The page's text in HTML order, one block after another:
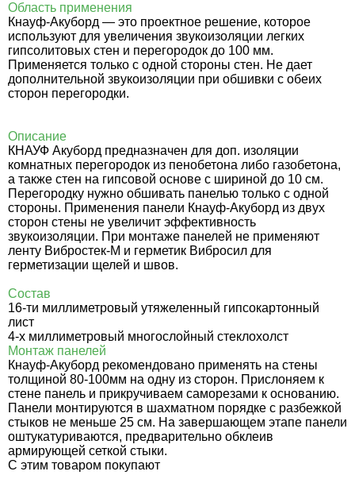
Область применения
Кнауф-Акуборд — это проектное решение, которое
используют для увеличения звукоизоляции легких
гипсолитовых стен и перегородок до 100 мм.
Применяется только с одной стороны стен. Не дает
дополнительной звукоизоляции при обшивки с обеих
сторон перегородки.
Описание
КНАУФ Акуборд предназначен для доп. изоляции
комнатных перегородок из пенобетона либо газобетона,
а также стен на гипсовой основе с шириной до 10 см.
Перегородку нужно обшивать панелью только с одной
стороны. Применения панели Кнауф-Акуборд из двух
сторон стены не увеличит эффективность
звукоизоляции. При монтаже панелей не применяют
ленту Вибростек-М и герметик Вибросил для
герметизации щелей и швов.
Состав
16-ти миллиметровый утяжеленный гипсокартонный
лист
4-х миллиметровый многослойный стеклохолст
Монтаж панелей
Кнауф-Акуборд рекомендовано применять на стены
толщиной 80-100мм на одну из сторон. Прислоняем к
стене панель и прикручиваем саморезами к основанию.
Панели монтируются в шахматном порядке с разбежкой
стыков не меньше 25 см. На завершающем этапе панели
оштукатуриваются, предварительно обклеив
армирующей сеткой стыки.
C этим товаром покупают